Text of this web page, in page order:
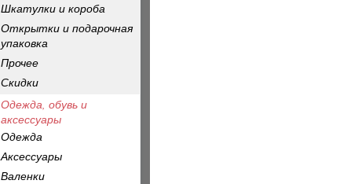
Шкатулки и короба
Открытки и подарочная
упаковка
Прочее
Скидки
Одежда, обувь и
аксессуары
Одежда
Аксессуары
Валенки